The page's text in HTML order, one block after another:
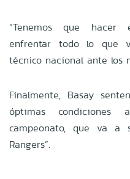
“Tenemos que hacer
enfrentar todo lo que
técnico nacional ante los
Finalmente, Basay
óptimas
campeonato, que va a
Rangers”.